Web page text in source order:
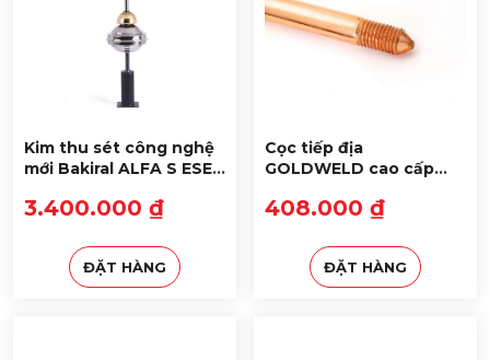
Kim thu sét công nghệ
mới Bakiral ALFA S ESE
3.400.000 ₫
ĐẶT HÀNG
Cọc tiếp địa
GOLDWELD cao cấp
microns
408.000 ₫
ĐẶT HÀNG